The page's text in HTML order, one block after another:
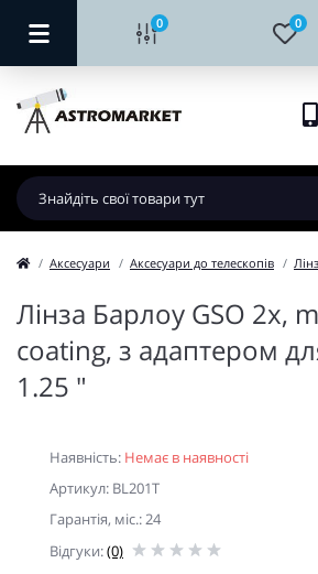
0 0
Аксесуари Аксесуари до телескопів
Лінза Барлоу GSO 2x,
coating, з адаптером
1.25 "
Наявність: Немає в наявності
Артикул: BL201T
Гарантiя, мic.: 24
Відгуки:(0)